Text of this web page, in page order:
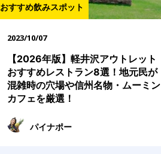
おすすめ飲みスポット
2023/10/07
【2026年版】軽井沢アウトレット
おすすめレストラン8選！地元民が
混雑時の穴場や信州名物・ムーミン
カフェを厳選！
パイナポー